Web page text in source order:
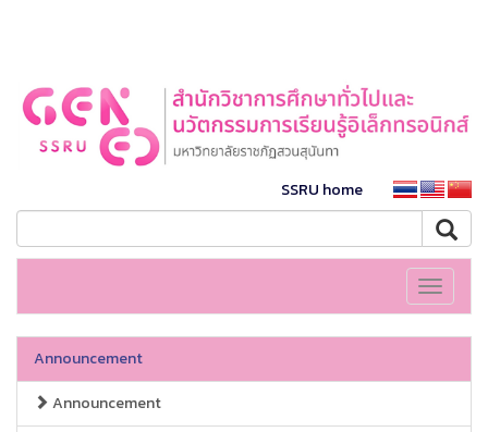
SSRU home
Toggle
Announcement
Announcement